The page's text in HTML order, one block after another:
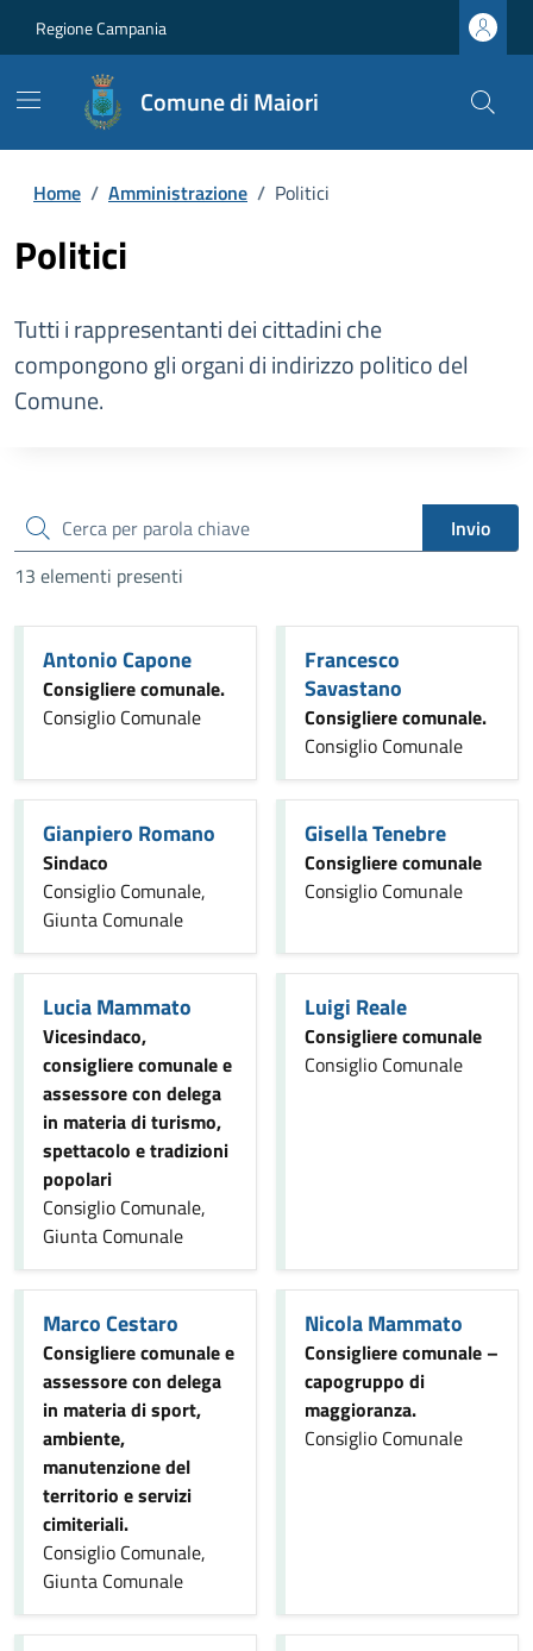
Regione Campania
Comune di Maiori
Home / Amministrazione / Politici
Politici
Tutti i rappresentanti dei cittadini che
compongono gli organi di indirizzo politico del
Comune.
cerca
Invio
13 elementi presenti
Antonio Capone
Consigliere comunale.
Consiglio Comunale
Francesco
Savastano
Consigliere comunale.
Consiglio Comunale
Gianpiero Romano
Sindaco
Consiglio Comunale,
Giunta Comunale
Gisella Tenebre
Consigliere comunale
Consiglio Comunale
Lucia Mammato
Vicesindaco,
consigliere comunale e
assessore con delega
in materia di turismo,
spettacolo e tradizioni
popolari
Consiglio Comunale,
Giunta Comunale
Luigi Reale
Consigliere comunale
Consiglio Comunale
Marco Cestaro
Consigliere comunale e
assessore con delega
in materia di sport,
ambiente,
manutenzione del
territorio e servizi
cimiteriali.
Consiglio Comunale,
Giunta Comunale
Nicola Mammato
Consigliere comunale –
capogruppo di
maggioranza.
Consiglio Comunale